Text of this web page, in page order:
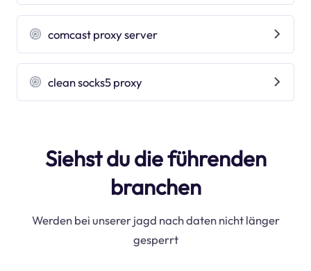
comcast proxy server
clean socks5 proxy
Siehst du die führenden
branchen
Werden bei unserer jagd nach daten nicht länger
gesperrt